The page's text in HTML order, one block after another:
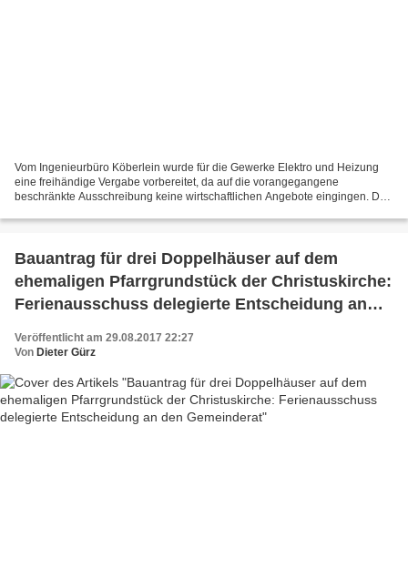
Vom Ingenieurbüro Köberlein wurde für die Gewerke Elektro und Heizung
eine freihändige Vergabe vorbereitet, da auf die vorangegangene
beschränkte Ausschreibung keine wirtschaftlichen Angebote eingingen. Der
Bauantrag für drei Doppelhäuser auf dem
ehemaligen Pfarrgrundstück der Christuskirche:
Ferienausschuss delegierte Entscheidung an
Veröffentlicht am 29.08.2017 22:27
Von Dieter Gürz